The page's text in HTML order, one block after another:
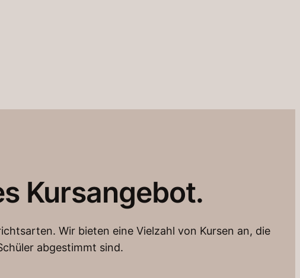
Kursangebot.
Wir bieten eine Vielzahl von Kursen an, die
abgestimmt sind.